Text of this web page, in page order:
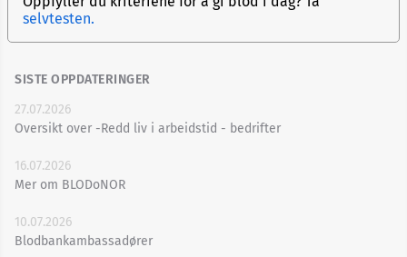
selvtesten.
SISTE OPPDATERINGER
27.07.2026
Oversikt over -Redd liv i arbeidstid - bedrifter
16.07.2026
Mer om BLODoNOR
10.07.2026
Blodbankambassadører